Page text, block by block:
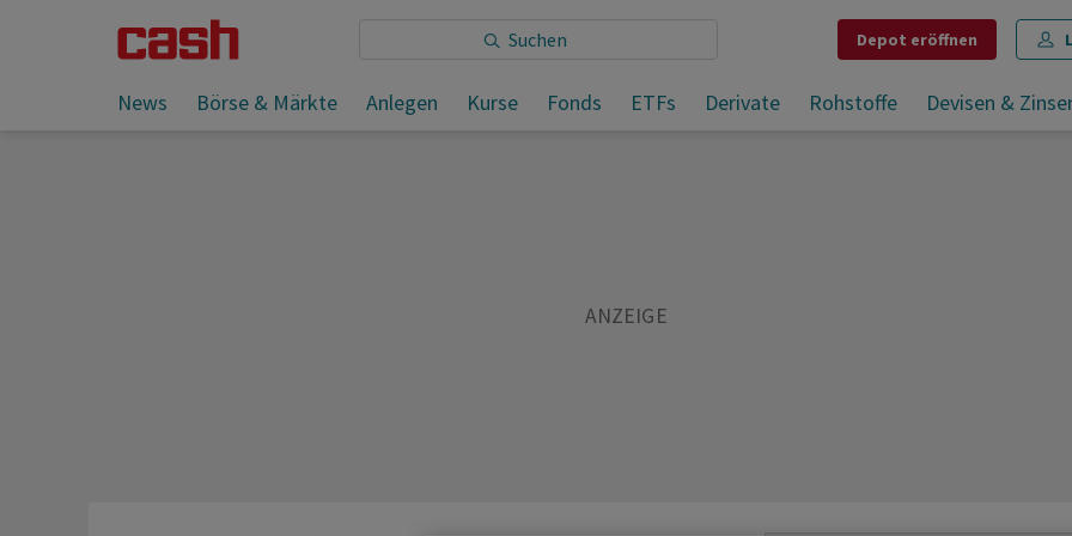
Depot eröffnen
News Börse & Märkte Anlegen Kurse Fonds ETFs Derivate Rohstoffe Devisen &
Sie lesen: Wochenvorschau Schweiz ab 07.03.2024
Teilen Merken Drucken Kommentare